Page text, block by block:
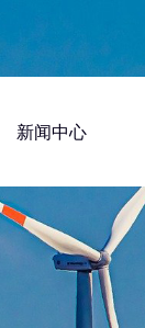
新闻中心